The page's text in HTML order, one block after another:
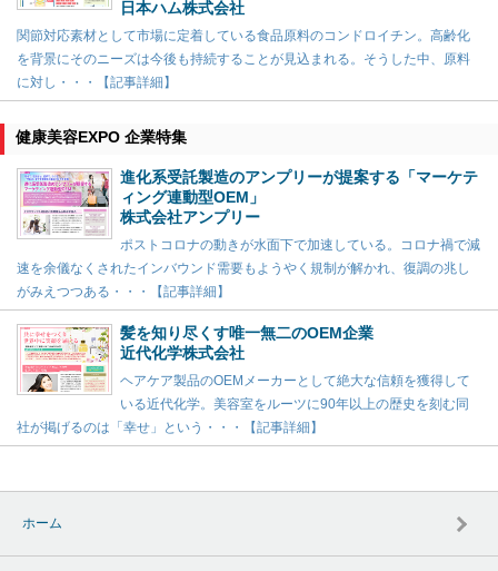
日本ハム株式会社
関節対応素材として市場に定着している食品原料のコンドロイチン。高齢化
を背景にそのニーズは今後も持続することが見込まれる。そうした中、原料
に対し・・・【記事詳細】
健康美容EXPO 企業特集
進化系受託製造のアンプリーが提案する「マーケテ
ィング連動型OEM」
株式会社アンプリー
ポストコロナの動きが水面下で加速している。コロナ禍で減
速を余儀なくされたインバウンド需要もようやく規制が解かれ、復調の兆し
がみえつつある・・・【記事詳細】
髪を知り尽くす唯一無二のOEM企業
近代化学株式会社
ヘアケア製品のOEMメーカーとして絶大な信頼を獲得して
いる近代化学。美容室をルーツに90年以上の歴史を刻む同
社が掲げるのは「幸せ」という・・・【記事詳細】
ホーム